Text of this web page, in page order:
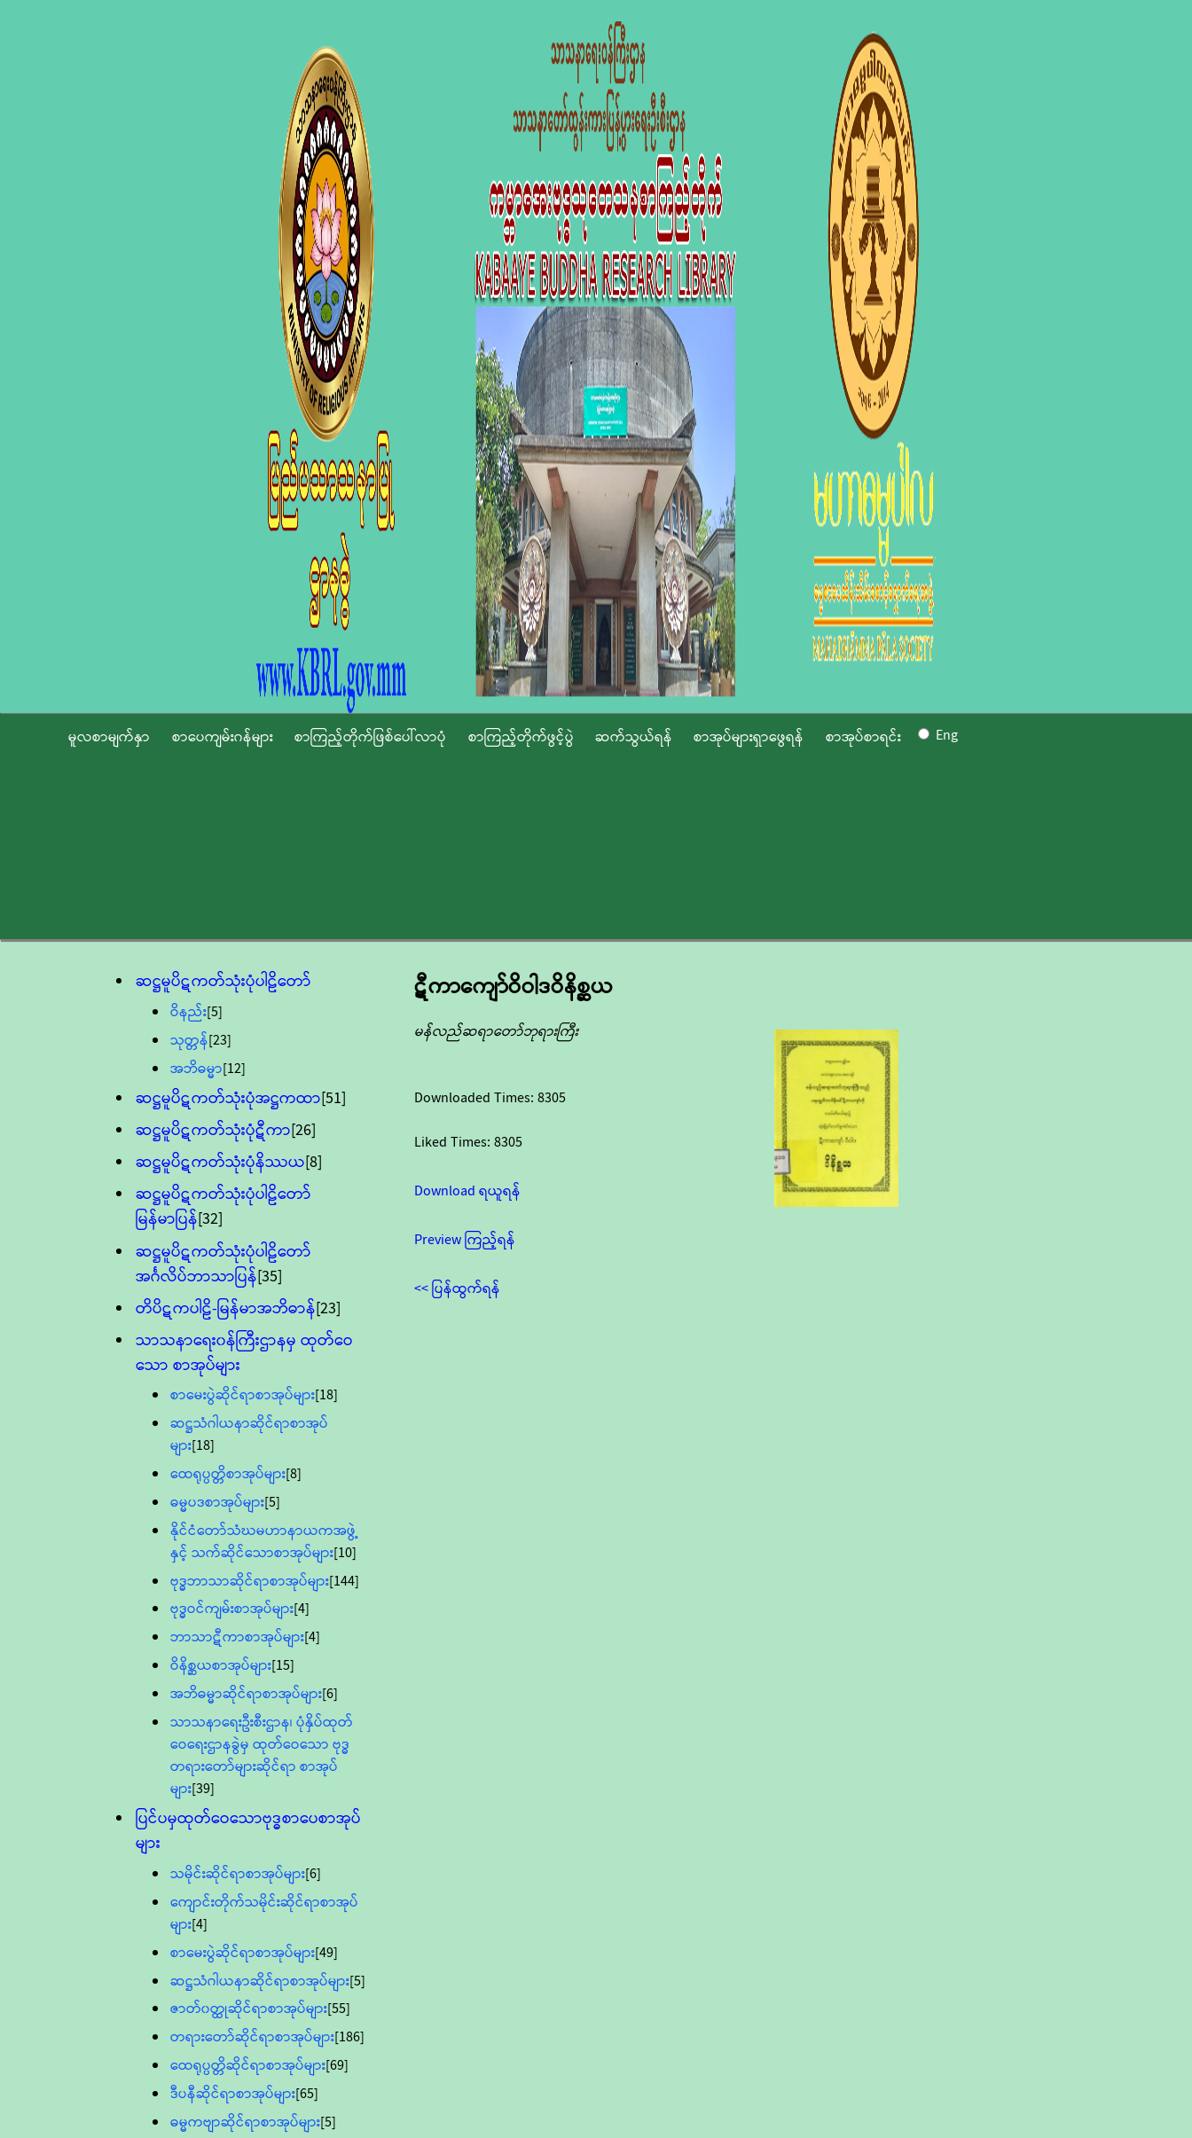
မူလစာမျက်နှာ စာပေကျမ်းဂန်များ စာကြည့်တိုက်ဖြစ်ပေါ်လာပုံ စာကြည့်တိုက်ဖွင့်ပွဲ ဆက်သွယ်ရန် စာအုပ်များရှာဖွေရန် စာအုပ်စာရင်း Eng
ဆဋ္ဌမူပိဋကတ်သုံးပုံပါဠိတော်
ဝိနည်း[5]
သုတ္တန်[23]
အဘိဓမ္မာ[12]
ဆဋ္ဌမူပိဋကတ်သုံးပုံအဋ္ဌကထာ[51]
ဆဋ္ဌမူပိဋကတ်သုံးပုံဋီကာ[26]
ဆဋ္ဌမူပိဋကတ်သုံးပုံနိဿယ[8]
ဆဋ္ဌမူပိဋကတ်သုံးပုံပါဠိတော်
မြန်မာပြန်[32]
ဆဋ္ဌမူပိဋကတ်သုံးပုံပါဠိတော်
အင်္ဂလိပ်ဘာသာပြန်[35]
တိပိဋကပါဠိ-မြန်မာအဘိဓာန်[23]
သာသနာရေး၀န်ကြီးဌာနမှ ထုတ်ဝေ
သော စာအုပ်များ
စာမေးပွဲဆိုင်ရာစာအုပ်များ[18]
ဆဋ္ဌသံဂါယနာဆိုင်ရာစာအုပ်
များ[18]
ထေရုပ္ပတ္တိစာအုပ်များ[8]
ဓမ္မပဒစာအုပ်များ[5]
နိုင်ငံတော်သံဃမဟာနာယကအဖွဲ့
နှင့် သက်ဆိုင်သောစာအုပ်များ[10]
ဗုဒ္ဓဘာသာဆိုင်ရာစာအုပ်များ[144]
ဗုဒ္ဓဝင်ကျမ်းစာအုပ်များ[4]
ဘာသာဋီကာစာအုပ်များ[4]
ဝိနိစ္ဆယစာအုပ်များ[15]
အဘိဓမ္မာဆိုင်ရာစာအုပ်များ[6]
သာသနာရေးဦးစီးဌာန၊ ပုံနှိပ်ထုတ်
ဝေရေးဌာနခွဲမှ ထုတ်ဝေသော ဗုဒ္ဓ
တရားတော်များဆိုင်ရာ စာအုပ်
များ[39]
ပြင်ပမှထုတ်ဝေသောဗုဒ္ဓစာပေစာအုပ်
များ
သမိုင်းဆိုင်ရာစာအုပ်များ[6]
ကျောင်းတိုက်သမိုင်းဆိုင်ရာစာအုပ်
များ[4]
စာမေးပွဲဆိုင်ရာစာအုပ်များ[49]
ဆဋ္ဌသံဂါယနာဆိုင်ရာစာအုပ်များ[5]
ဇာတ်၀တ္ထုဆိုင်ရာစာအုပ်များ[55]
တရားတော်ဆိုင်ရာစာအုပ်များ[186]
ထေရုပ္ပတ္တိဆိုင်ရာစာအုပ်များ[69]
ဒီပနီဆိုင်ရာစာအုပ်များ[65]
ဓမ္မကဗျာဆိုင်ရာစာအုပ်များ[5]
ဋီကာကျော်ဝိဝါဒဝိနိစ္ဆယ
မန်လည်ဆရာတော်ဘုရားကြီး
Downloaded Times: 8305
Liked Times: 8305
Download ရယူရန်
Preview ကြည့်ရန်
<< ပြန်ထွက်ရန်